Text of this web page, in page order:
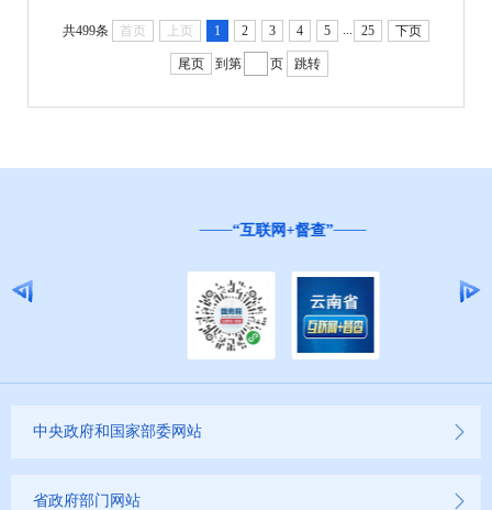
科技管理和项目经费信息公开
文化机构信息公开
就业创业信息公开
公务员管理信息公开
共499条 首页 上页 1 2 3 4 5 ... 25 下页
尾页 到第 页 跳转
“互联网+督查”
中央政府和国家部委网站
省政府部门网站